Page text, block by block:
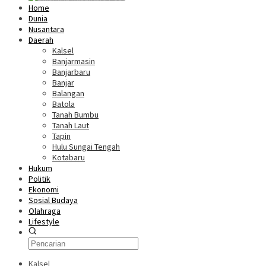
Home
Dunia
Nusantara
Daerah
Kalsel
Banjarmasin
Banjarbaru
Banjar
Balangan
Batola
Tanah Bumbu
Tanah Laut
Tapin
Hulu Sungai Tengah
Kotabaru
Hukum
Politik
Ekonomi
Sosial Budaya
Olahraga
Lifestyle
Kalsel